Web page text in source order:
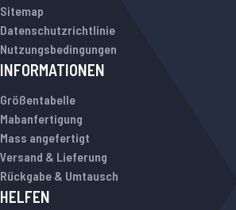
Sitemap
Datenschutzrichtlinie
Nutzungsbedingungen
INFORMATIONEN
Größentabelle
Mabanfertigung
Mass angefertigt
Versand & Lieferung
Rückgabe & Umtausch
HELFEN